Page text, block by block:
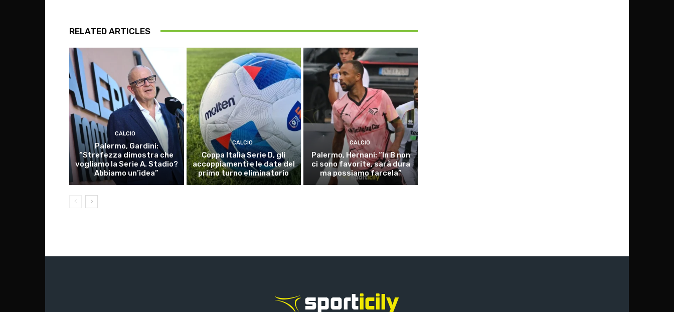
RELATED ARTICLES
CALCIO
Palermo, Gardini:
“Strefezza dimostra che
vogliamo la Serie A. Stadio?
Abbiamo un’idea”
CALCIO
Coppa Italia Serie D, gli
accoppiamenti e le date del
primo turno eliminatorio
CALCIO
Palermo, Hernani: “In B non
ci sono favorite, sarà dura
ma possiamo farcela”